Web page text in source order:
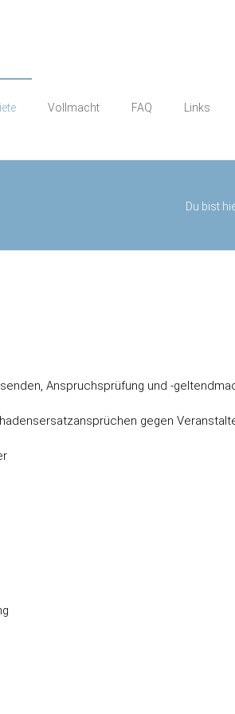
Vollmacht FAQ Links
Du bist
Anspruchsprüfung und -
gegen